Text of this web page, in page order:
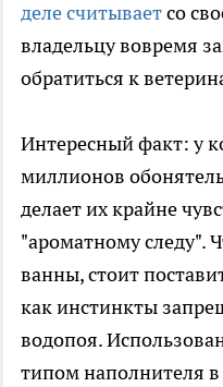
деле считываетсо
владельцу вовремя
обратиться к
Интересный факт: у
миллионов
делает их крайне
"ароматному следу".
ванны, стоит
как инстинкты
водопоя.
типом наполнителя